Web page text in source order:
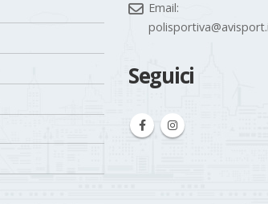
polisportiva@avisport.it
Seguici